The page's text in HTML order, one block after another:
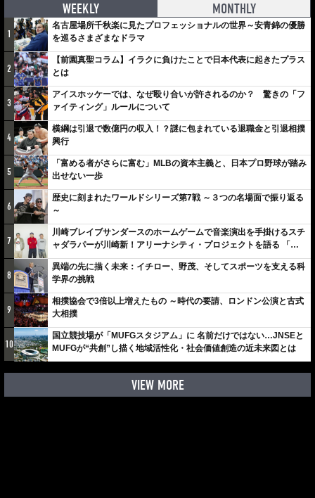
WEEKLY MONTHLY
1
名古屋場所千秋楽に見たプロフェッショナルの世界～安青錦の優勝
を巡るさまざまなドラマ
2
【前園真聖コラム】イラクに負けたことで日本代表に起きたプラス
とは
3
アイスホッケーでは、なぜ殴り合いが許されるのか？ 驚きの「フ
ァイティング」ルールについて
4
横綱は引退で数億円の収入！？謎に包まれている退職金と引退相撲
興行
5
「富める者がさらに富む」MLBの資本主義と、日本プロ野球が踏み
出せない一歩
6
歴史に刻まれたワールドシリーズ第7戦 ～３つの名場面で振り返る
～
7
川崎ブレイブサンダースのホームゲームで音楽演出を手掛けるスチ
ャダラパーが川崎新！アリーナシティ・プロジェクトを語る 「楽
しみでしかないでしょ。川崎は、ずっと成長曲線だから」
8
異端の先に描く未来：イチロー、野茂、そしてスポーツを支える科
学界の挑戦
9
相撲協会で3倍以上増えたもの ～時代の要請、ロンドン公演と古式
大相撲
10
国立競技場が「MUFGスタジアム」に 名前だけではない…JNSEと
MUFGが“共創”し描く地域活性化・社会価値創造の近未来図とは
VIEW MORE